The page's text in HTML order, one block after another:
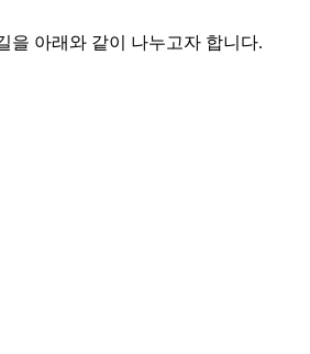
을 아래와 같이 나누고자 합니다.